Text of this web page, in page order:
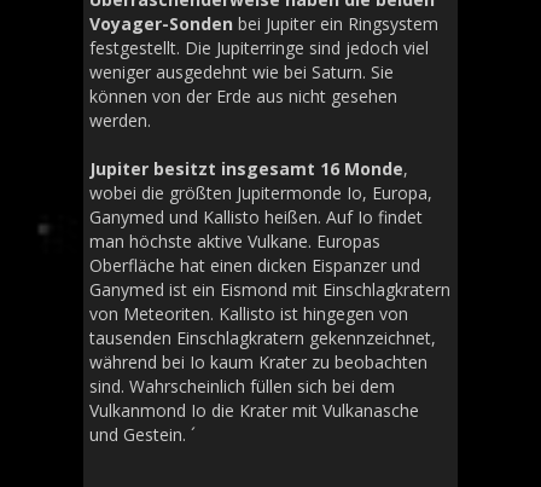
Voyager-Sonden bei Jupiter ein Ringsystem
festgestellt. Die Jupiterringe sind jedoch viel
weniger ausgedehnt wie bei Saturn. Sie
können von der Erde aus nicht gesehen
werden.
Jupiter besitzt insgesamt 16 Monde,
wobei die größten Jupitermonde Io, Europa,
Ganymed und Kallisto heißen. Auf Io findet
man höchste aktive Vulkane. Europas
Oberfläche hat einen dicken Eispanzer und
Ganymed ist ein Eismond mit Einschlagkratern
von Meteoriten. Kallisto ist hingegen von
tausenden Einschlagkratern gekennzeichnet,
während bei Io kaum Krater zu beobachten
sind. Wahrscheinlich füllen sich bei dem
Vulkanmond Io die Krater mit Vulkanasche
und Gestein. ´